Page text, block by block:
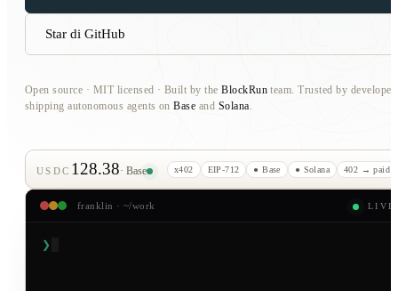
Star di GitHub
Open source · MIT licensed · Built by theBlockRun team. Trusted by
shipping autonomous agents onBase and Solana.
USDC 128.38· Base x402 EIP-712 ● Base ● Solana 402 → paid
franklin · ~/work LIVE
❯